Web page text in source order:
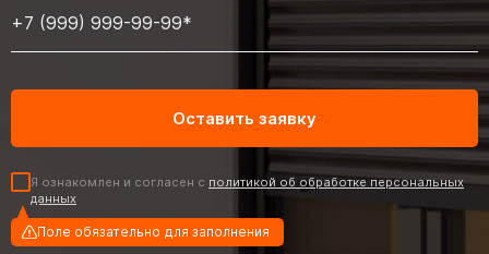
Я ознакомлен и согласен с политикой об обработке персональных
данных
Поле обязательно для заполнения